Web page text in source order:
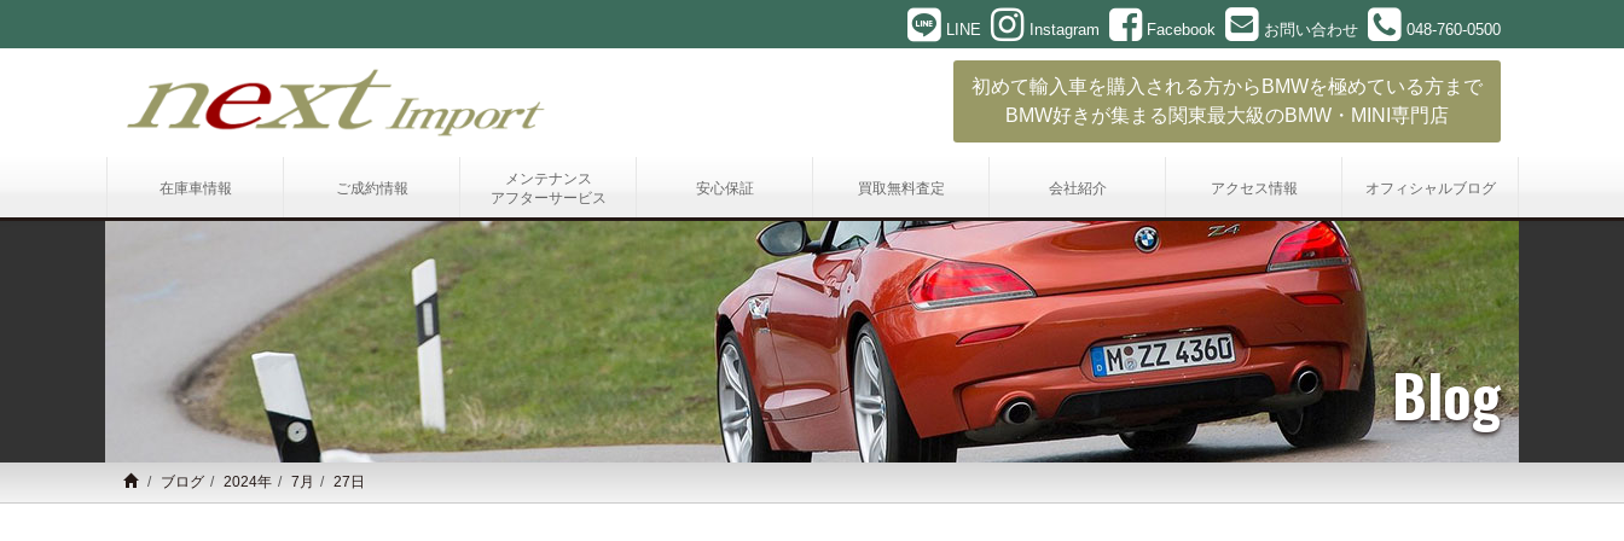
LINE Instagram Facebook お問い合わせ 048-760-0500
初めて輸入車を購入される方からBMWを極めている方まで
BMW好きが集まる関東最大級のBMW・MINI専門店
在庫車情報 ご成約情報
メンテナンス
アフターサービス
安心保証 買取無料査定 会社紹介 アクセス情報 オフィシャルブログ
Blog
ブログ 2024年 7月 27日